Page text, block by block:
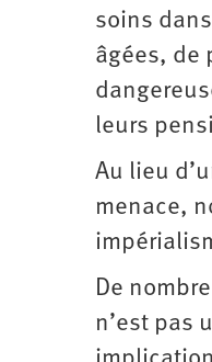
soins
âgées, de
leurs
Au lieu
menace,
De
n’est pas